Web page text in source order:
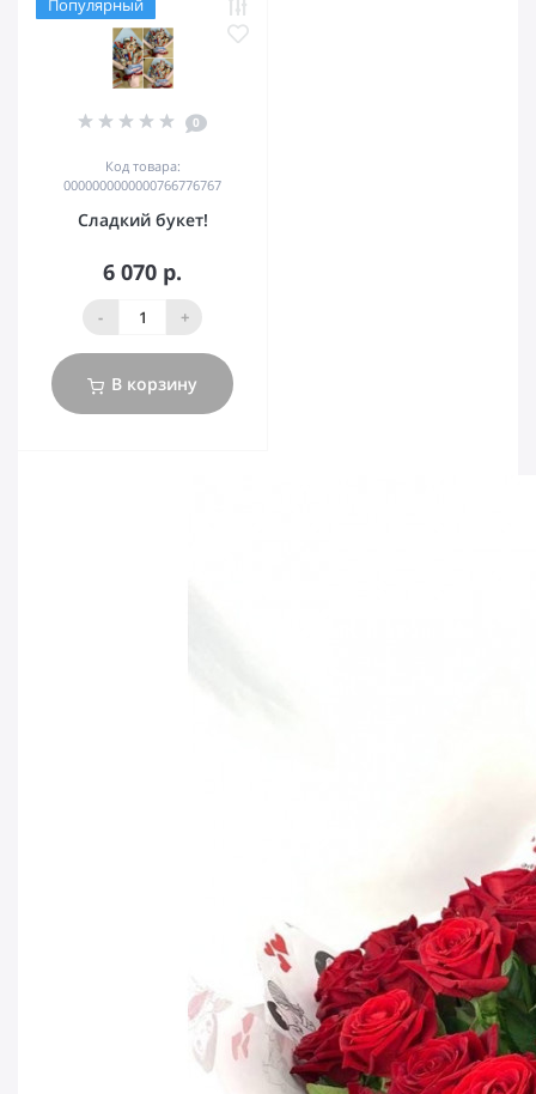
Популярный
0
Код товара:
0000000000000766776767
Cладкий букет!
6 070 р.
- +
В корзину